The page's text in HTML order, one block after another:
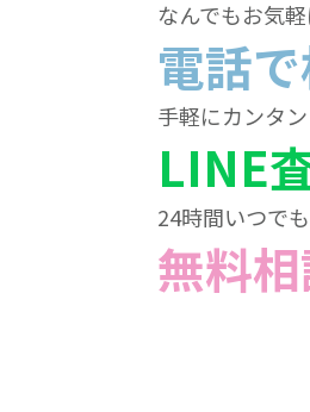
なんでもお気
電話
手軽にカンタン
LINE
24時間いつで
無料